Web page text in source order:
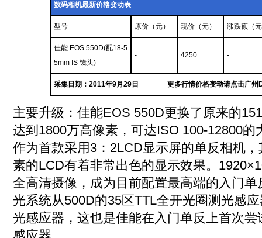
数码相机最新价格变动表
型号 原价（元） 现价（元） 涨跌额（
佳能 EOS 550D(配18-5
5mm IS 镜头)
- 4250 -
采集日期：2011年9月29日 更多行情价格变动请点击广州
主要升级：佳能EOS 550D更换了原来的
达到1800万高像素，可达ISO 100-12800的
作为首款采用3：2LCD显示屏的单反相机
素的LCD有着非常出色的显示效果。
全高清摄像，成为目前配置最高端的入门
光系统从500D的35区TTL全开光圈测光感
光感应器，这也是佳能在入门单反上首次